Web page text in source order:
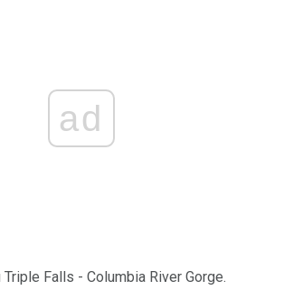
ad
Falls - Columbia River Gorge.